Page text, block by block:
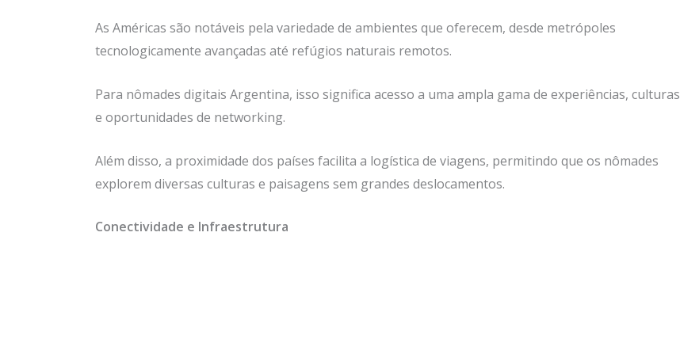
As Américas são notáveis pela variedade de ambientes que oferecem, desde metrópoles
tecnologicamente avançadas até refúgios naturais remotos.
Para nômades digitais Argentina, isso significa acesso a uma ampla gama de experiências, culturas
e oportunidades de networking.
Além disso, a proximidade dos países facilita a logística de viagens, permitindo que os nômades
explorem diversas culturas e paisagens sem grandes deslocamentos.
Conectividade e Infraestrutura